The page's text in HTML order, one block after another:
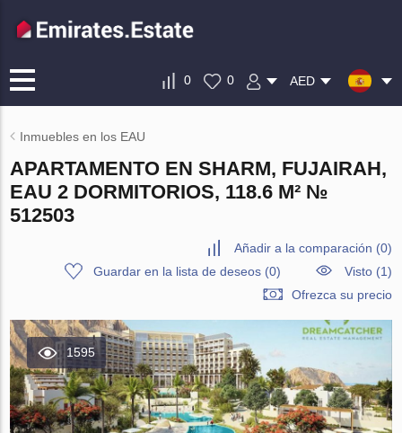
0 0 AED
Inmuebles en los EAU
APARTAMENTO EN SHARM, FUJAIRAH,
EAU 2 DORMITORIOS, 118.6 M² №
512503
Añadir a la comparación (0)
Guardar en la lista de deseos(0)
Visto (1)
Ofrezca su precio
1595